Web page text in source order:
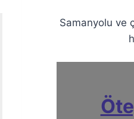
Samanyolu ve